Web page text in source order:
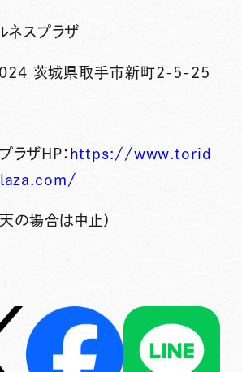
ネスプラザ
茨城県取手市新町2-5-25
ラザHP： https://www.torid
の場合は中止）